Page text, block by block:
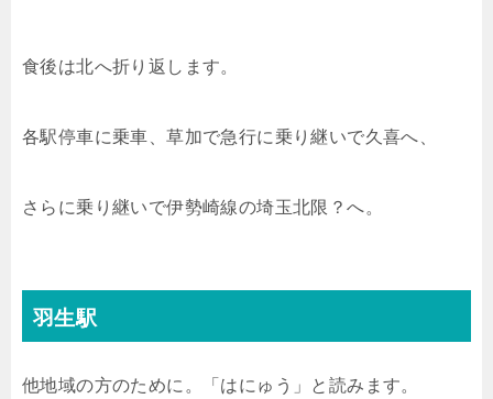
食後は北へ折り返します。
各駅停車に乗車、草加で急行に乗り継いで久喜へ、
さらに乗り継いで伊勢崎線の埼玉北限？へ。
羽生駅
他地域の方のために。「はにゅう」と読みます。